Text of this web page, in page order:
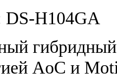
DS-H104GA
AoC и